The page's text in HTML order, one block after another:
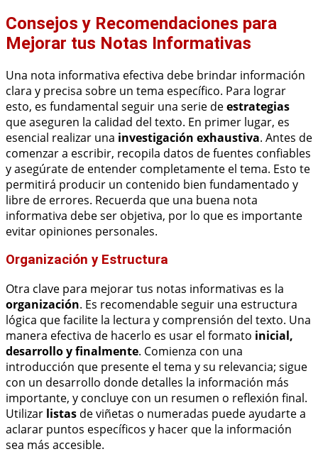
Consejos y Recomendaciones para
Mejorar tus Notas Informativas
Una nota informativa efectiva debe brindar información
clara y precisa sobre un tema específico. Para lograr
esto, es fundamental seguir una serie deestrategias
que aseguren la calidad del texto. En primer lugar, es
esencial realizar una investigación exhaustiva. Antes de
comenzar a escribir, recopila datos de fuentes confiables
y asegúrate de entender completamente el tema. Esto te
permitirá producir un contenido bien fundamentado y
libre de errores. Recuerda que una buena nota
informativa debe ser objetiva, por lo que es importante
evitar opiniones personales.
Organización y Estructura
Otra clave para mejorar tus notas informativas es la
organización. Es recomendable seguir una estructura
lógica que facilite la lectura y comprensión del texto. Una
manera efectiva de hacerlo es usar el formato inicial,
desarrollo y finalmente. Comienza con una
introducción que presente el tema y su relevancia; sigue
con un desarrollo donde detalles la información más
importante, y concluye con un resumen o reflexión final.
Utilizar listas de viñetas o numeradas puede ayudarte a
aclarar puntos específicos y hacer que la información
sea más accesible.